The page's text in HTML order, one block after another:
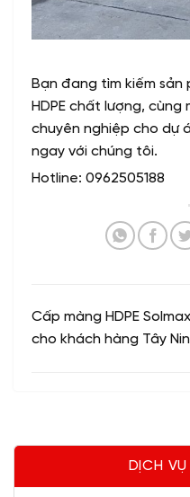
DỊCH
Bạn đang tìm kiếm
HDPE chất lượng,
chuyên nghiệp cho dự
ngay với chúng tôi.
Hotline: 0962505188
Cấp màng HDPE Solmax
cho khách hàng Tây